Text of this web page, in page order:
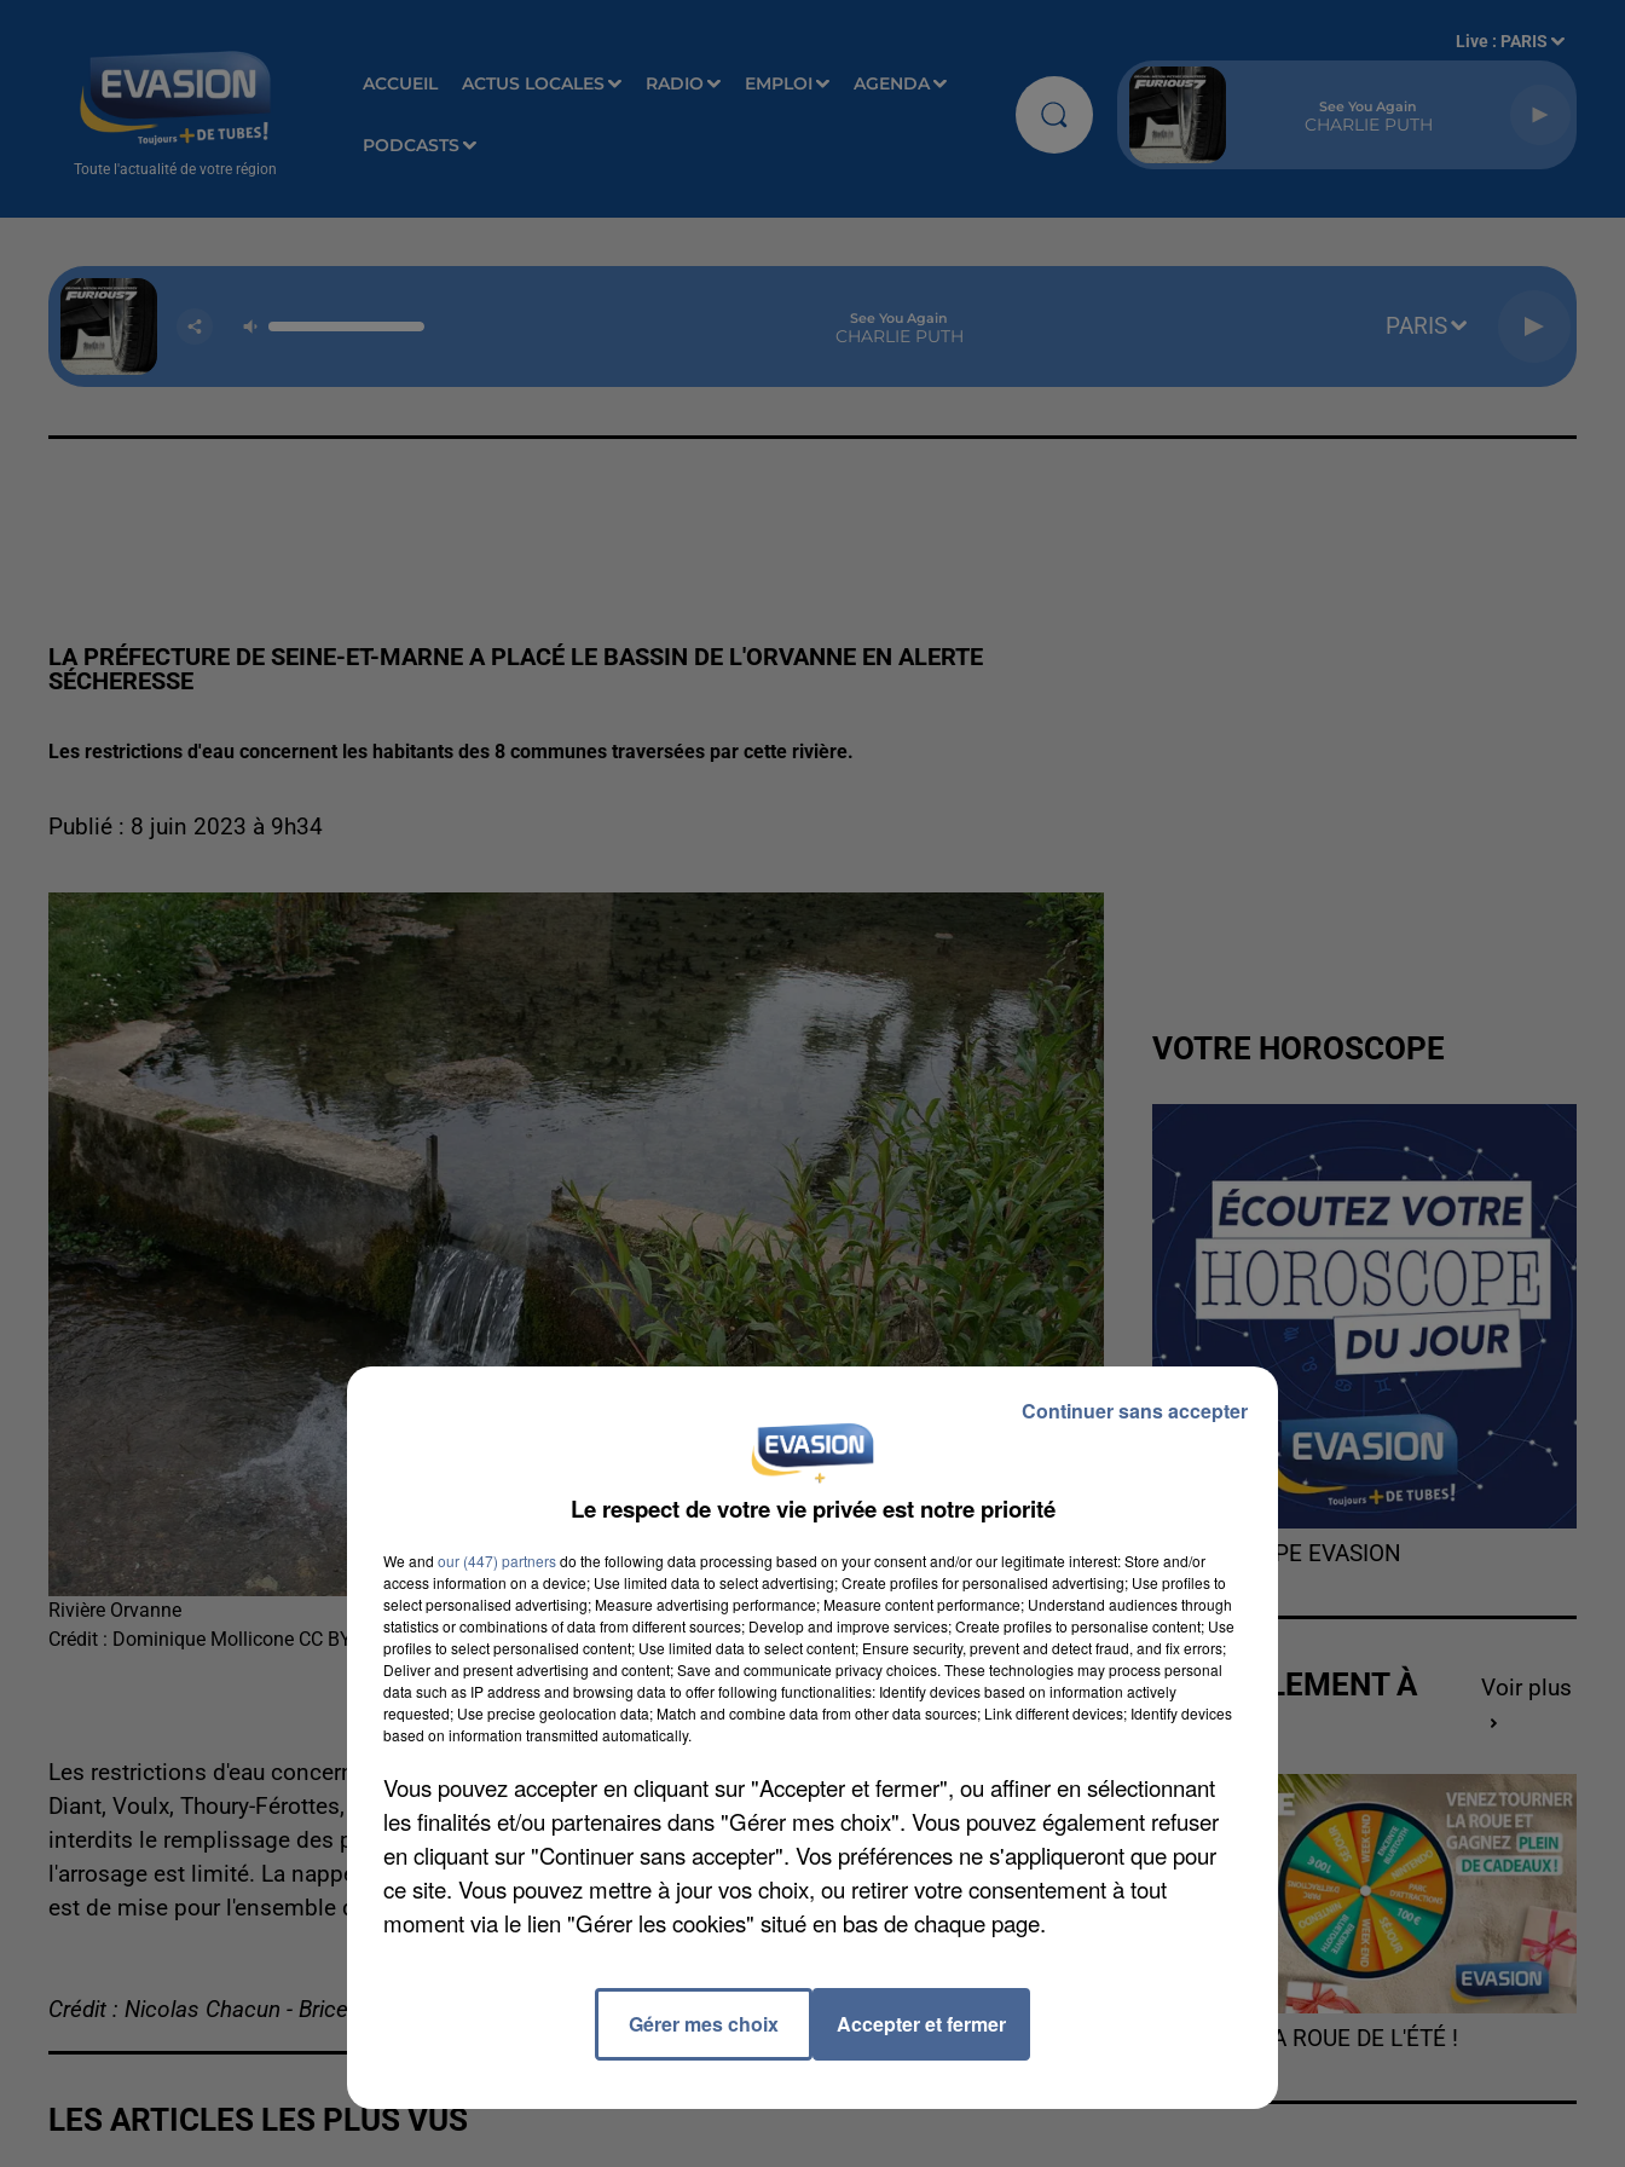
Toute l'actualité de votre région
ACCUEIL ACTUS LOCALES RADIO EMPLOI AGENDA
PODCASTS
Live : PARIS
See You Again
CHARLIE PUTH
See You Again
CHARLIE PUTH PARIS
LA PRÉFECTURE DE SEINE-ET-MARNE A PLACÉ LE BASSIN DE L'ORVANNE EN ALERTE
SÉCHERESSE
Les restrictions d'eau concernent les habitants des 8 communes traversées par cette rivière.
Publié : 8 juin 2023 à 9h34
Rivière Orvanne
Crédit : Dominique Mollicone CC BY SA 3.0
Les restrictions d'eau concernent les habitants des 8 communes traversées par cette rivière : Blennes,
Diant, Voulx, Thoury-Férottes, Flagy, Dormelles, Villecerf ainsi que Moret-Loing-et-Orvanne. Sont
interdits le remplissage des piscines privées ; le lavage des façades, terrasses et trottoirs. Par ailleurs,
l'arrosage est limité. La nappe souterraine de Champigny reste aussi en situation d'alerte et la vigilance
est de mise pour l'ensemble des cours d'eau du département, en raison du manque de pluie.
Crédit : Nicolas Chacun - Brice Charrier
LES ARTICLES LES PLUS VUS
VOTRE HOROSCOPE
L'HOROSCOPE EVASION
ACTUELLEMENT À
GAGNER
Voir plus
TOURNEZ LA ROUE DE L'ÉTÉ !
Le respect de votre vie privée est notre priorité
We and our (447) partnersdo the following data processing based on your consent and/or our legitimate interest: Store and/or
access information on a device; Use limited data to select advertising; Create profiles for personalised advertising; Use profiles to
select personalised advertising; Measure advertising performance; Measure content performance; Understand audiences through
statistics or combinations of data from different sources; Develop and improve services; Create profiles to personalise content; Use
profiles to select personalised content; Use limited data to select content; Ensure security, prevent and detect fraud, and fix errors;
Deliver and present advertising and content; Save and communicate privacy choices. These technologies may process personal
data such as IP address and browsing data to offer following functionalities: Identify devices based on information actively
requested; Use precise geolocation data; Match and combine data from other data sources; Link different devices; Identify devices
based on information transmitted automatically.
Vous pouvez accepter en cliquant sur "Accepter et fermer", ou affiner en sélectionnant
les finalités et/ou partenaires dans "Gérer mes choix". Vous pouvez également refuser
en cliquant sur "Continuer sans accepter". Vos préférences ne s'appliqueront que pour
ce site. Vous pouvez mettre à jour vos choix, ou retirer votre consentement à tout
moment via le lien "Gérer les cookies" situé en bas de chaque page.
Gérer mes choix Accepter et fermer
Continuer sans accepter